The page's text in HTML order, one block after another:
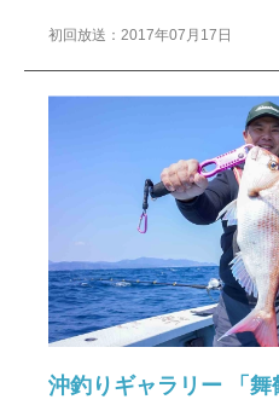
初回放送：2017年07月17日
沖釣りギャラリー 「舞